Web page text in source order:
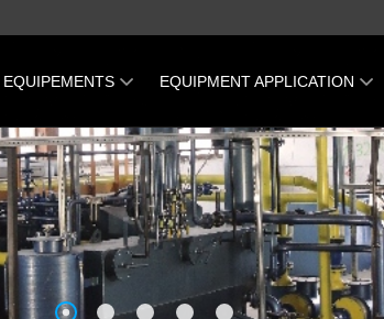
EQUIPEMENTS
Machine Pirotex
KVARK -500 four à tambour
Uglas - 800 Générateur de gaz
Gazogène МGG-1-500
Mini Oil Refinery (MOR)
La ligne Konstanta pour le
EQUIPMENT APPLICATION
Recycling and utilization of
scrap tires
Recycling and utilization of
plastic wastes and PET bottles
Recycling-and-utilization-of-oil-
Recycling and utilization of